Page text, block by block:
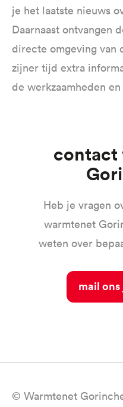
je het laatste nieuws
Daarnaast ontvangen
directe omgeving van
zijner tijd extra
de werkzaamheden
Contact warmtenet
Heb je vragen
warmtenet
weten over
Mail
© Warmtenet